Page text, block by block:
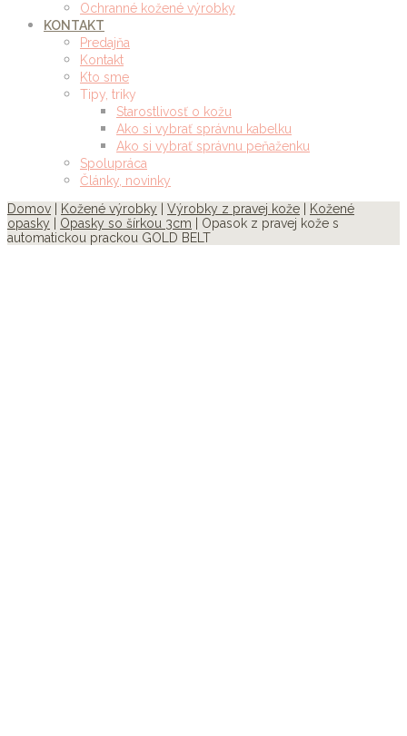
Ochranné kožené výrobky
KONTAKT
Predajňa
Kontakt
Kto sme
Tipy, triky
Starostlivosť o kožu
Ako si vybrať správnu kabelku
Ako si vybrať správnu peňaženku
Spolupráca
Články, novinky
Domov
Kožené výrobky Výrobky z pravej kože
Kožené
opasky
Opasky so šírkou 3cm | Opasok z pravej kože s
automatickou prackou GOLD BELT